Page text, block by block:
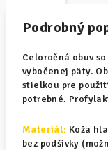
Podrobný
Celoročná obuv
vybočenej päty.
stielkou pre
potrebné.
Materiál: Koža
bez podšívky